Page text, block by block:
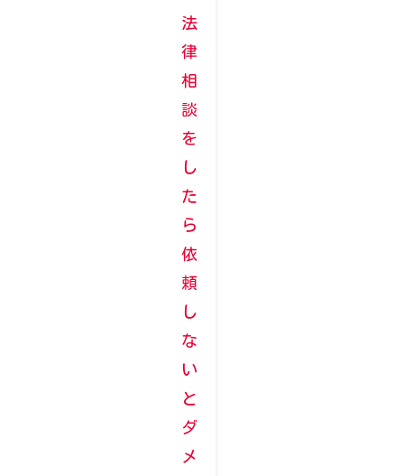
法
律
相
談
を
し
た
ら
依
頼
し
な
い
と
ダ
メ